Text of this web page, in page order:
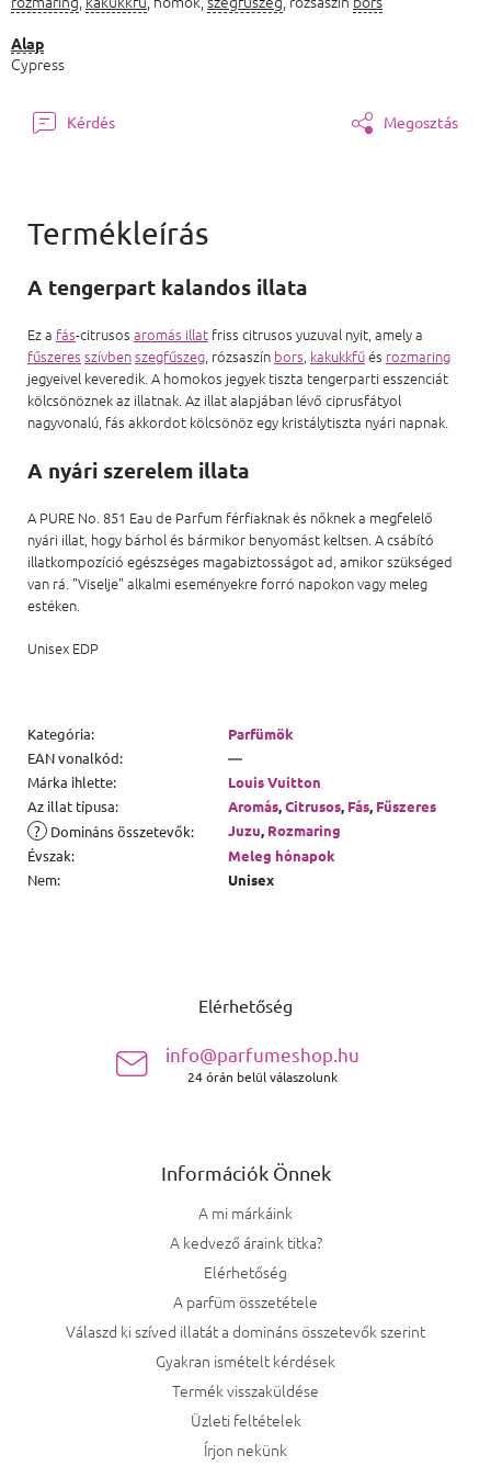
Alap
Cypress
Kérdés Megosztás
A tengerpart kalandos illata
Ez a fás-citrusos aromás illat friss citrusos yuzuval nyit, amely a
fűszeres szívbenszegfűszeg, rózsaszín bors, kakukkfűés rozmaring
jegyeivel keveredik. A homokos jegyek tiszta tengerparti esszenciát
kölcsönöznek az illatnak. Az illat alapjában lévő ciprusfátyol
nagyvonalú, fás akkordot kölcsönöz egy kristálytiszta nyári napnak.
A nyári szerelem illata
A PURE No. 851 Eau de Parfum férfiaknak és nőknek a megfelelő
nyári illat, hogy bárhol és bármikor benyomást keltsen. A csábító
illatkompozíció egészséges magabiztosságot ad, amikor szükséged
van rá. "Viselje" alkalmi eseményekre forró napokon vagy meleg
estéken.
Unisex EDP
Kategória:
Parfümök
EAN vonalkód:
—
Márka ihlette:
Louis Vuitton
Az illat típusa: Aromás,Citrusos, Fás, Fűszeres
? Domináns összetevők: Juzu, Rozmaring
Évszak:
Meleg hónapok
Nem: Unisex
Elérhetőség
info@parfumeshop.hu
24 órán belül válaszolunk
Információk Önnek
A mi márkáink
A kedvező áraink titka?
Elérhetőség
A parfüm összetétele
Válaszd ki szíved illatát a domináns összetevők szerint
Gyakran ismételt kérdések
Termék visszaküldése
Üzleti feltételek
Írjon nekünk